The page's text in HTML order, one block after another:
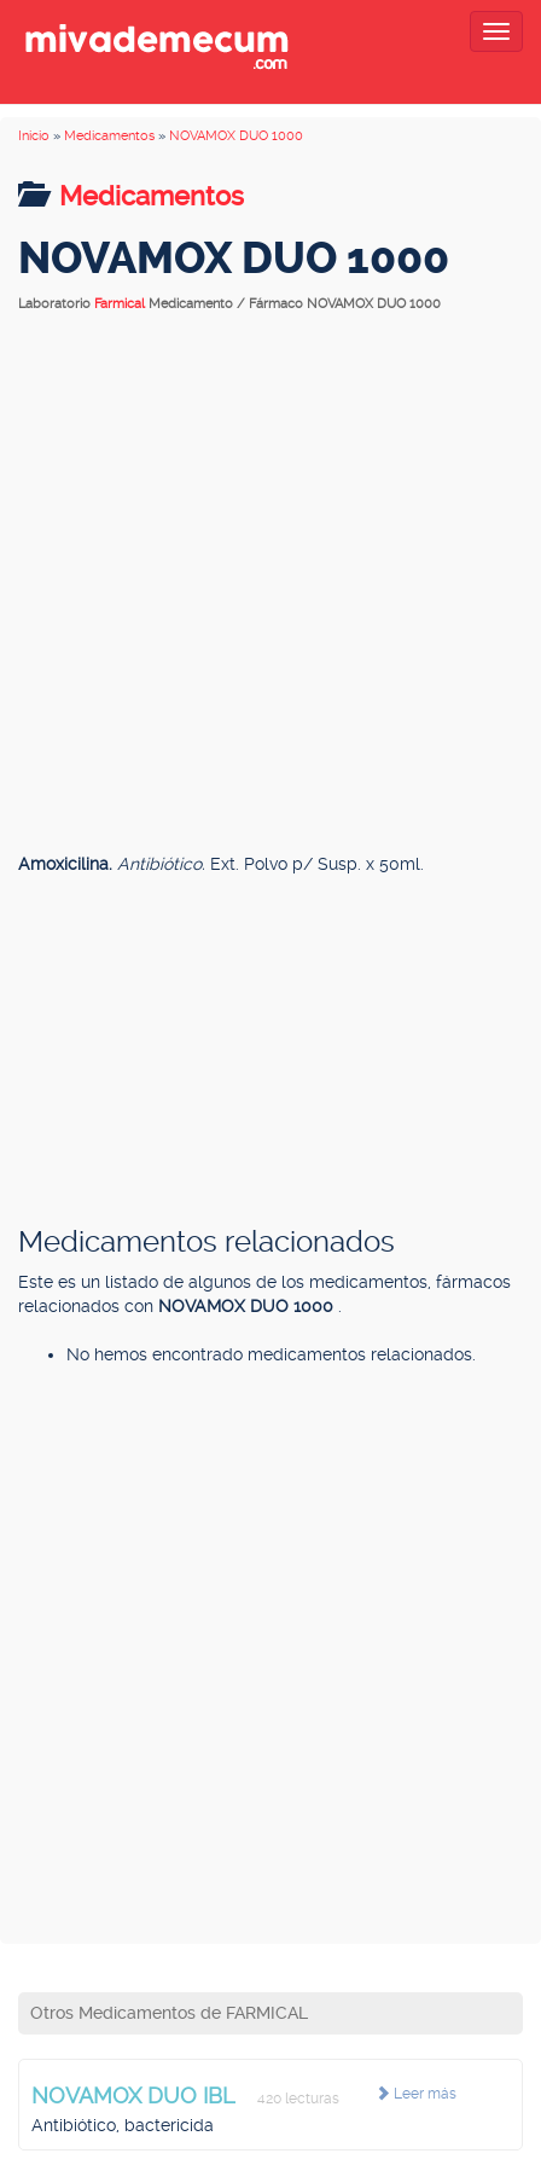
Inicio » Medicamentos » NOVAMOX DUO 1000
Medicamentos
NOVAMOX DUO 1000
Laboratorio Farmical Medicamento / Fármaco NOVAMOX DUO 1000
Amoxicilina. Antibiótico. Ext. Polvo p/ Susp. x 50ml.
Medicamentos relacionados
Este es un listado de algunos de los medicamentos, fármacos
relacionados con NOVAMOX DUO 1000
No hemos encontrado medicamentos relacionados.
Otros Medicamentos de FARMICAL
Leer más
NOVAMOX DUO IBL 420 lecturas
Antibiótico, bactericida